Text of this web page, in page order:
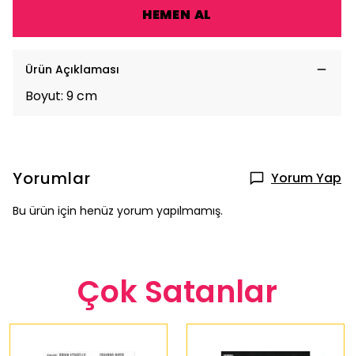
HEMEN AL
Ürün Açıklaması
Boyut: 9 cm
Yorumlar Yorum Yap
Bu ürün için henüz yorum yapılmamış.
Çok Satanlar